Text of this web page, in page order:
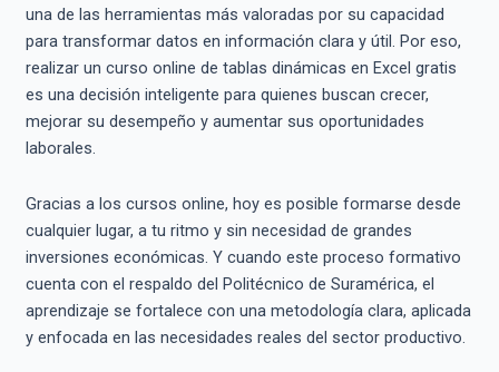
una de las herramientas más valoradas por su capacidad
para transformar datos en información clara y útil. Por eso,
realizar un curso online de tablas dinámicas en Excel gratis
es una decisión inteligente para quienes buscan crecer,
mejorar su desempeño y aumentar sus oportunidades
laborales.
Gracias a los cursos online, hoy es posible formarse desde
cualquier lugar, a tu ritmo y sin necesidad de grandes
inversiones económicas. Y cuando este proceso formativo
cuenta con el respaldo del Politécnico de Suramérica, el
aprendizaje se fortalece con una metodología clara, aplicada
y enfocada en las necesidades reales del sector productivo.